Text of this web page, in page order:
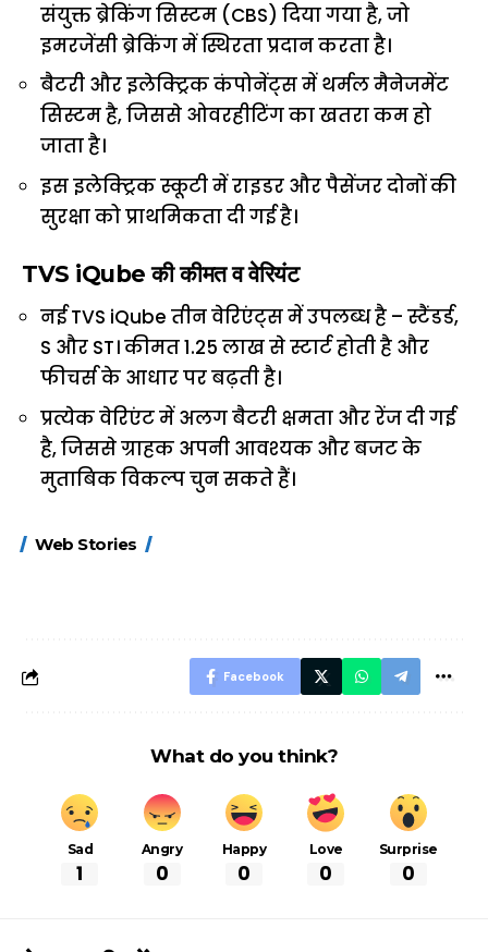
संयुक्त ब्रेकिंग सिस्टम (CBS) दिया गया है, जो
इमरजेंसी ब्रेकिंग में स्थिरता प्रदान करता है।
बैटरी और इलेक्ट्रिक कंपोनेंट्स में थर्मल मैनेजमेंट
सिस्टम है, जिससे ओवरहीटिंग का खतरा कम हो
जाता है।
इस इलेक्ट्रिक स्कूटी में राइडर और पैसेंजर दोनों की
सुरक्षा को प्राथमिकता दी गई है।
TVS iQube की कीमत व वेरियंट
नई TVS iQube तीन वेरिएंट्स में उपलब्ध है – स्टैंडर्ड,
S और ST। कीमत ₹1.25 लाख से स्टार्ट होती है और
फीचर्स के आधार पर बढ़ती है।
प्रत्येक वेरिएंट में अलग बैटरी क्षमता और रेंज दी गई
है, जिससे ग्राहक अपनी आवश्यक और बजट के
मुताबिक विकल्प चुन सकते हैं।
Web Stories
FASTag के ये नए
Facebook
What do you think?
Sad
1
Angry
0
Happy
0
Love
0
Surprise
0